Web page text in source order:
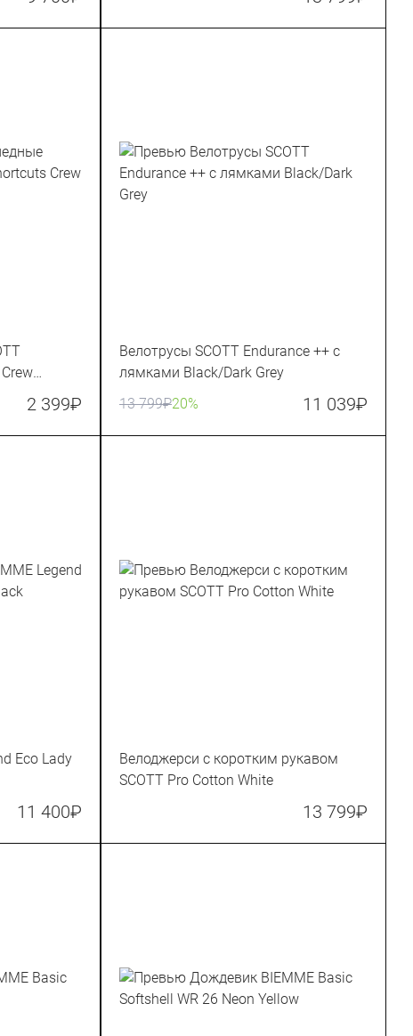
2 399₽
Велотрусы SCOTT Endurance ++ с
лямками Black/Dark Grey
13 799₽20% 11 039₽
Eco Lady
11 400₽
Велоджерси с коротким рукавом
SCOTT Pro Cotton White
13 799₽